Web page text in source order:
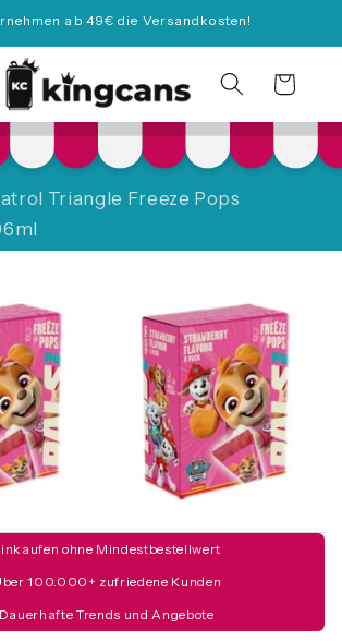
ab 49€ die Versandkosten!
Warenkorb
Triangle Freeze Pops
ohne Mindestbestellwert
100.000+ zufriedene Kunden
Trends und Angebote